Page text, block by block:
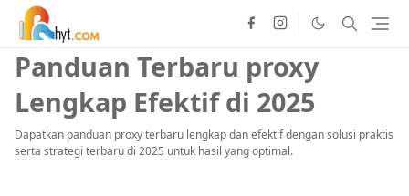
Panduan Terbaru proxy
Lengkap Efektif di 2025
Dapatkan panduan proxy terbaru lengkap dan efektif dengan solusi praktis
serta strategi terbaru di 2025 untuk hasil yang optimal.